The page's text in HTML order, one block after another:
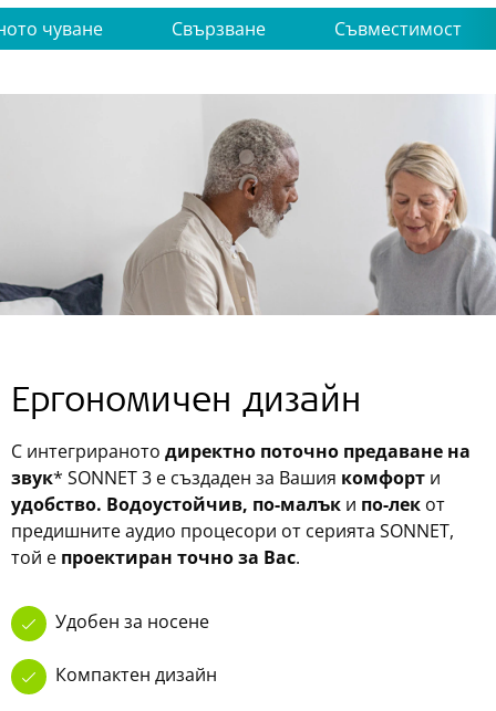
чуване Свързване Съвместимост
Ергономичен дизайн
С интегрираното директно поточно предаване на
звук* SONNET 3 е създаден за Вашия комфорт и
удобство. Водоустойчив, по-малък и по-лек от
предишните аудио процесори от серията SONNET,
той е проектиран точно за Вас.
Удобен за носене
Компактен дизайн